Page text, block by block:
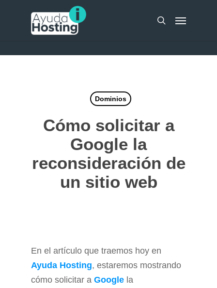
search
Menu
Dominios
Cómo solicitar a
Google la
reconsideración de
un sitio web
En el artículo que traemos hoy en
Ayuda Hosting, estaremos mostrando
cómo solicitar a Google la